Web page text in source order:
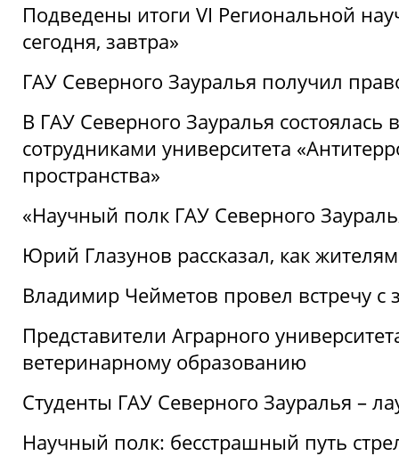
Подведены итоги VI Региональной
сегодня, завтра»
ГАУ Северного Зауралья получил
В ГАУ Северного Зауралья состоялась
сотрудниками университета
пространства»
«Научный полк ГАУ Северного
Юрий Глазунов рассказал, как
Владимир Чейметов провел встречу
Представители Аграрного
ветеринарному образованию
Студенты ГАУ Северного Зауралья –
Научный полк: бесстрашный путь